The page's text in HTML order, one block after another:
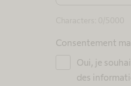
Consentement
Oui, je
des